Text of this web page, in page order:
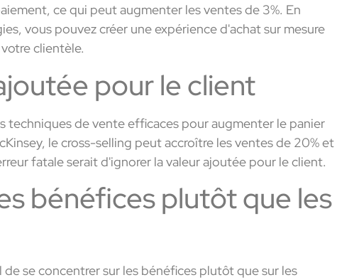
ce qui peut augmenter les ventes de 3%. En
vous pouvez créer une expérience d'achat sur mesure
clientèle.
pour le client
techniques de vente efficaces pour augmenter le panier
le cross-selling peut accroître les ventes de 20% et
fatale serait d'ignorer la valeur ajoutée pour le client.
bénéfices plutôt que les
se concentrer sur les bénéfices plutôt que sur les